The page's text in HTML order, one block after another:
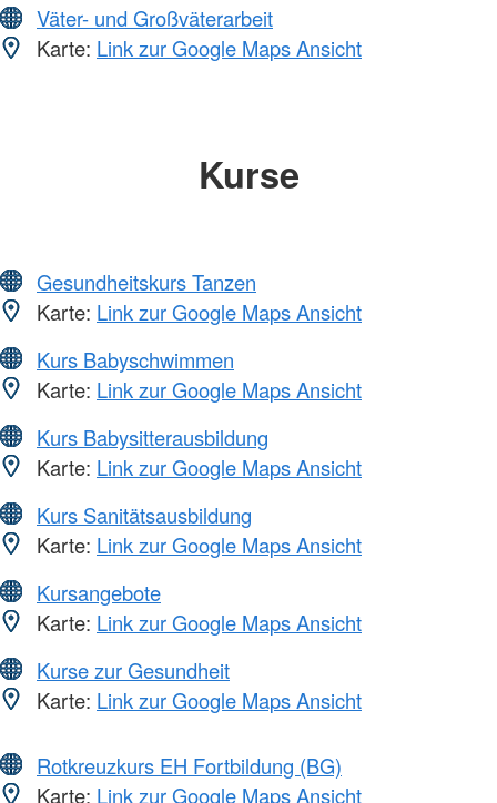
Väter- und Großväterarbeit
Karte: Link zur Google Maps Ansicht
Kurse
Gesundheitskurs Tanzen
Karte: Link zur Google Maps Ansicht
Kurs Babyschwimmen
Karte: Link zur Google Maps Ansicht
Kurs Babysitterausbildung
Karte: Link zur Google Maps Ansicht
Kurs Sanitätsausbildung
Karte: Link zur Google Maps Ansicht
Kursangebote
Karte: Link zur Google Maps Ansicht
Kurse zur Gesundheit
Karte: Link zur Google Maps Ansicht
Rotkreuzkurs EH Fortbildung (BG)
Karte: Link zur Google Maps Ansicht